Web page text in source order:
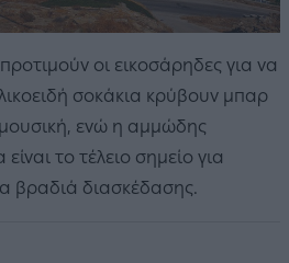
οι εικοσάρηδες για να
σοκάκια κρύβουν μπαρ
ενώ η αμμώδης
το τέλειο σημείο για
βραδιά διασκέδασης.